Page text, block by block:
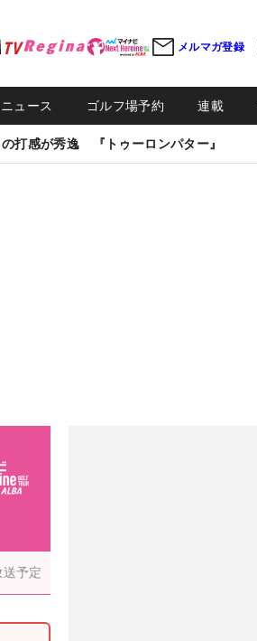
メルマガ登録
ュース ゴルフ場予約 連載
打感が秀逸 『トゥーロンパター』
予定